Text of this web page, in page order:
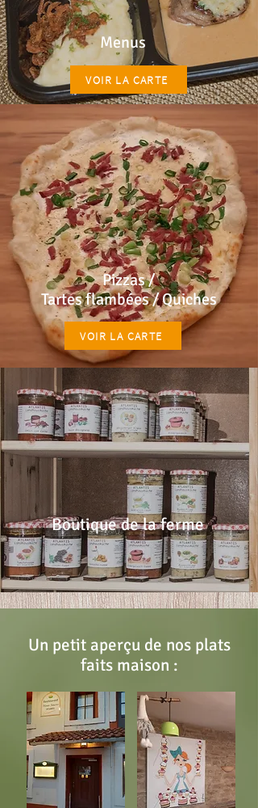
Menus
VOIR LA CARTE
Pizzas /
Tartes flambées / Quiches
VOIR LA CARTE
Boutique de la ferme
Un petit aperçu de nos plats
faits maison :